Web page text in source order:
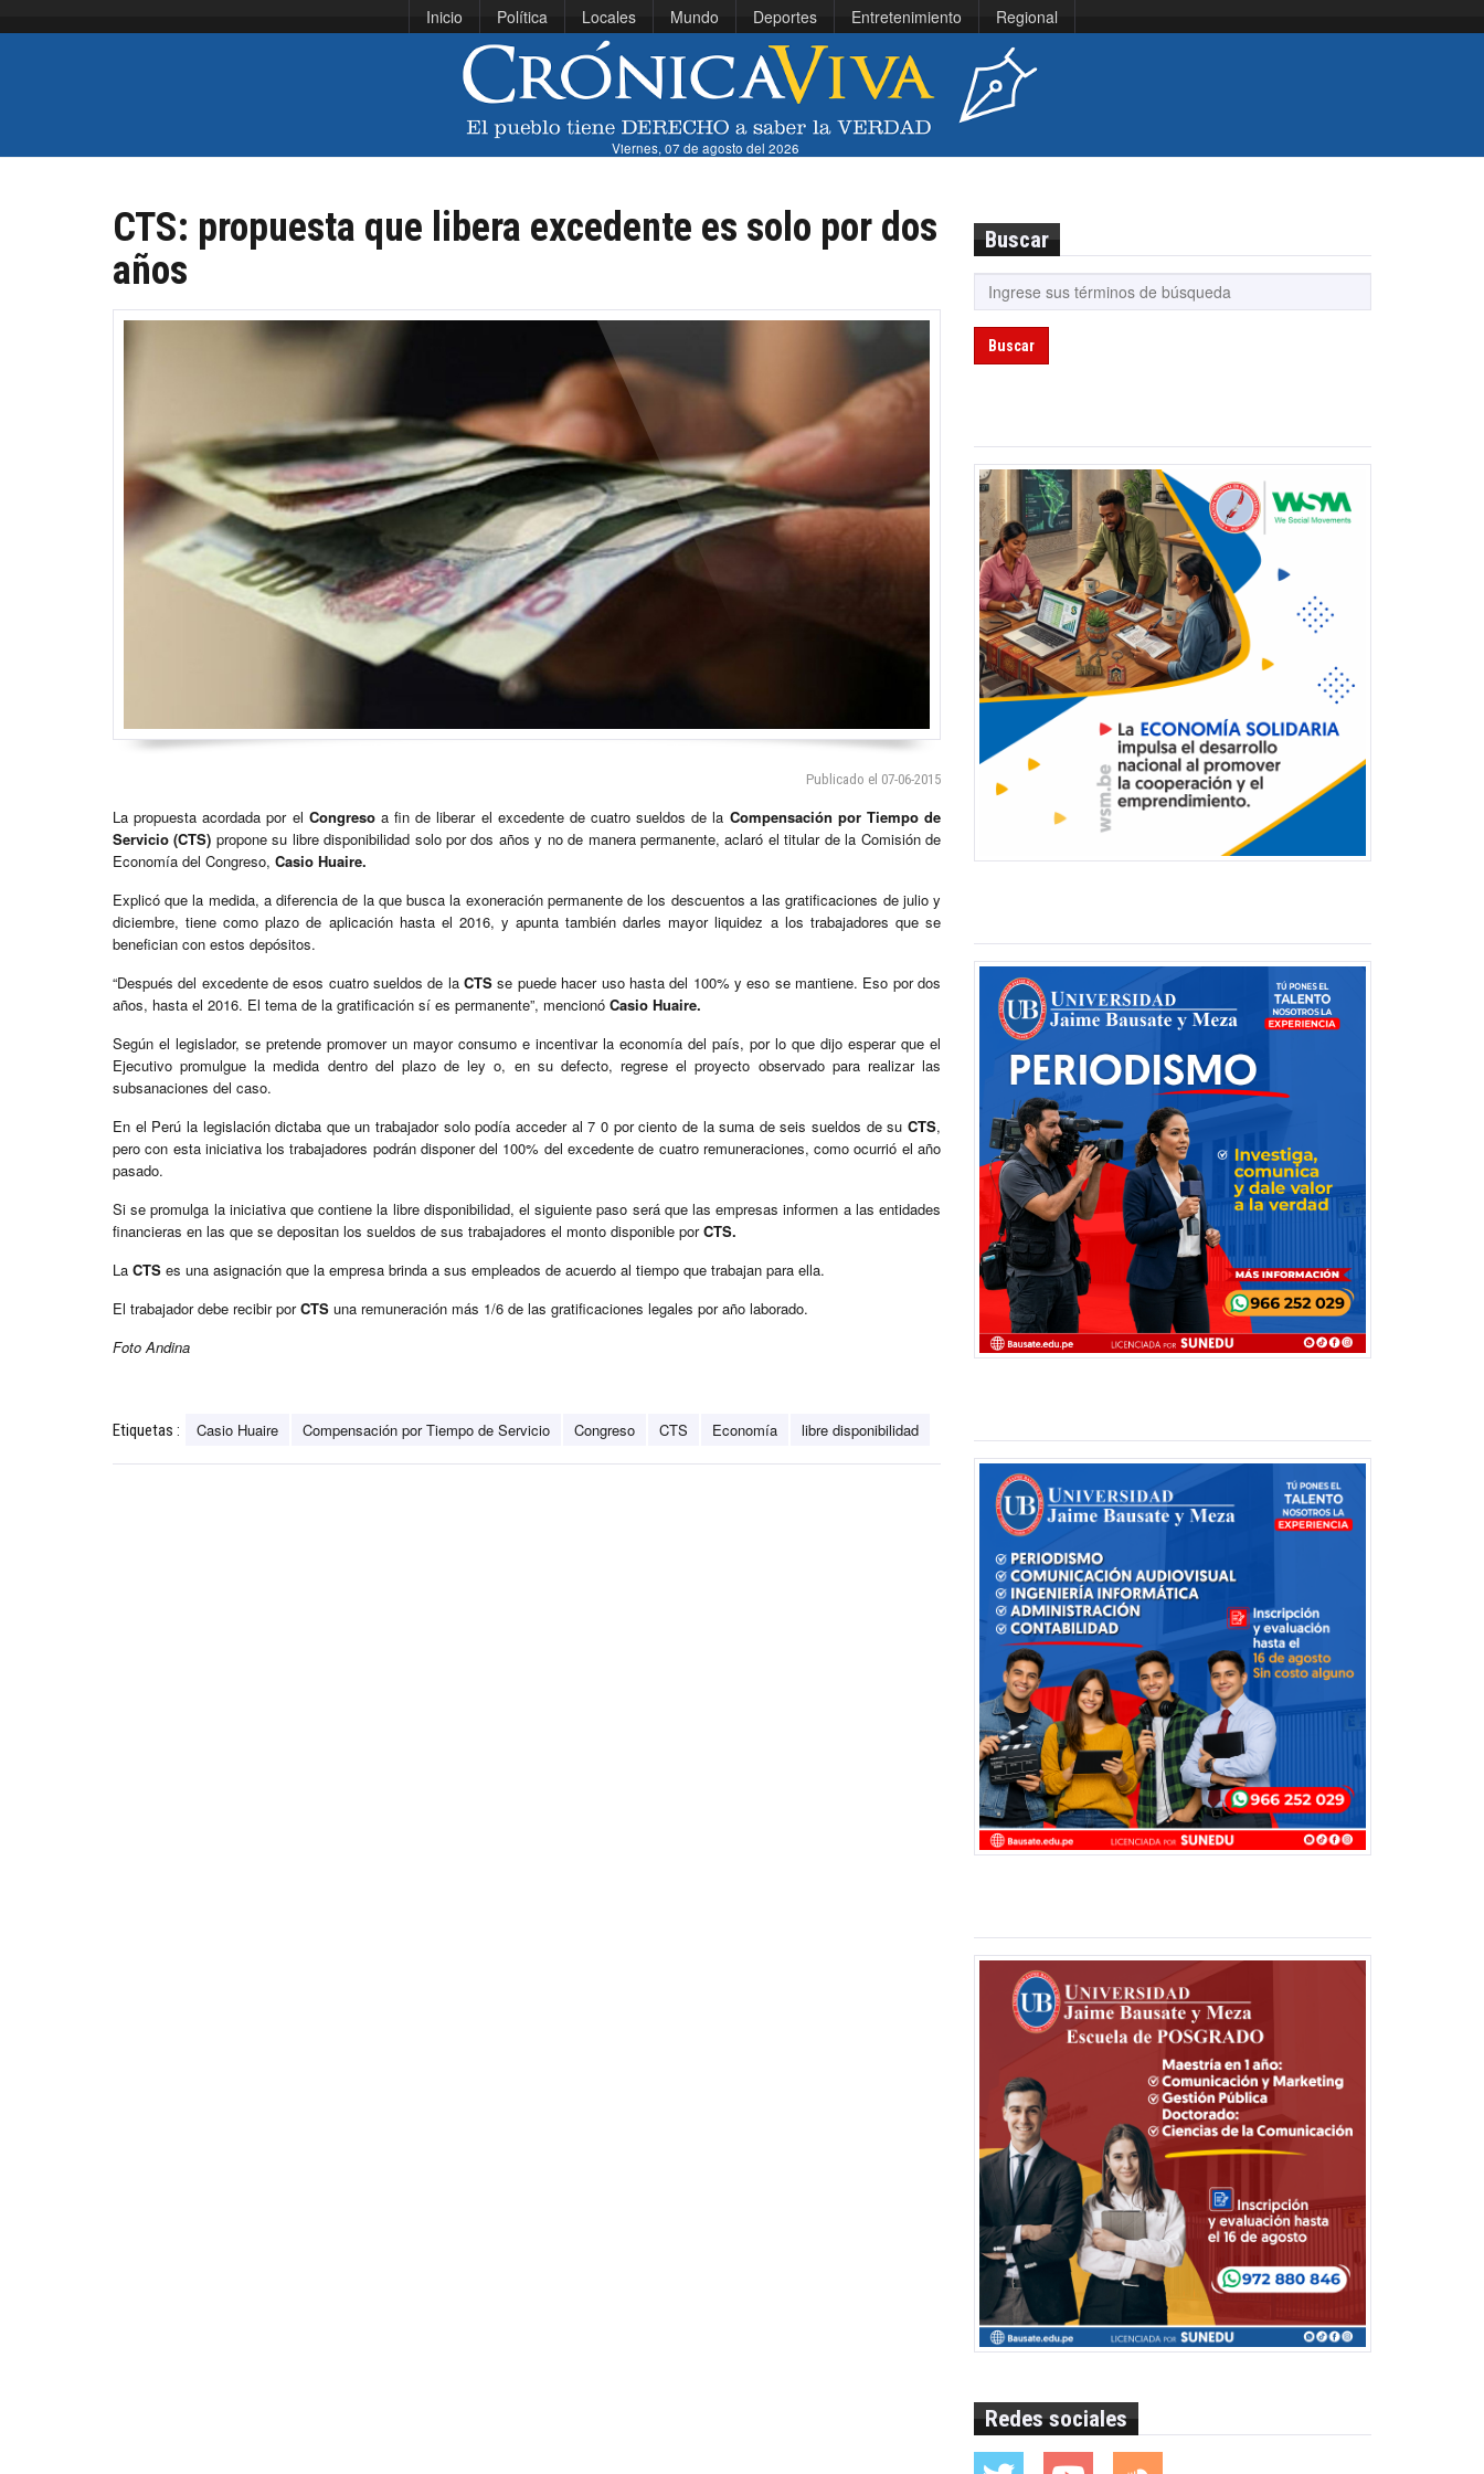
Inicio Política Locales Mundo Deportes Entretenimiento Regional
Viernes, 07 de agosto del 2026
CTS: propuesta que libera excedente es solo por dos
años
Publicado el 07-06-2015
La propuesta acordada por el Congresoa fin de liberar el excedente de cuatro sueldos de la Compensación por Tiempo de
Servicio (CTS) propone su libre disponibilidad solo por dos años y no de manera permanente, aclaró el titular de la Comisión de
Economía del Congreso, Casio Huaire.
Explicó que la medida, a diferencia de la que busca la exoneración permanente de los descuentos a las gratificaciones de julio y
diciembre, tiene como plazo de aplicación hasta el 2016, y apunta también darles mayor liquidez a los trabajadores que se
benefician con estos depósitos.
“Después del excedente de esos cuatro sueldos de laCTS se puede hacer uso hasta del 100% y eso se mantiene. Eso por dos
años, hasta el 2016. El tema de la gratificación sí es permanente”, mencionó Casio Huaire.
Según el legislador, se pretende promover un mayor consumo e incentivar la economía del país, por lo que dijo esperar que el
Ejecutivo promulgue la medida dentro del plazo de ley o, en su defecto, regrese el proyecto observado para realizar las
subsanaciones del caso.
En el Perú la legislación dictaba que un trabajador solo podía acceder al 7 0 por ciento de la suma de seis sueldos de su CTS,
pero con esta iniciativa los trabajadores podrán disponer del 100% del excedente de cuatro remuneraciones, como ocurrió el año
pasado.
Si se promulga la iniciativa que contiene la libre disponibilidad, el siguiente paso será que las empresas informen a las entidades
financieras en las que se depositan los sueldos de sus trabajadores el monto disponible porCTS.
La CTS es una asignación que la empresa brinda a sus empleados de acuerdo al tiempo que trabajan para ella.
El trabajador debe recibir porCTS una remuneración más 1/6 de las gratificaciones legales por año laborado.
Foto Andina
Etiquetas : Casio Huaire Compensación por Tiempo de Servicio Congreso CTS Economía libre disponibilidad
Buscar
Buscar
Redes sociales